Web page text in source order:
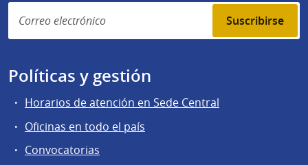
Suscribirse
Políticas y gestión
Horarios de atención en Sede Central
Oficinas en todo el país
Convocatorias